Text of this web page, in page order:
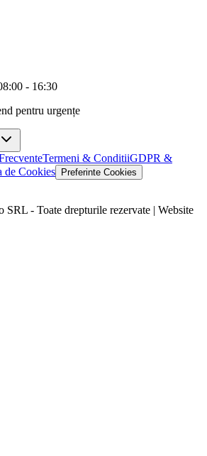
- 16:30
pentru urgențe
Termeni & ConditiiGDPR &
de Cookies Preferinte Cookies
SRL - Toate drepturile rezervate | Website